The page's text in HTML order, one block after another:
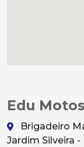
Edu
Brigadeiro
Jardim Silveira -